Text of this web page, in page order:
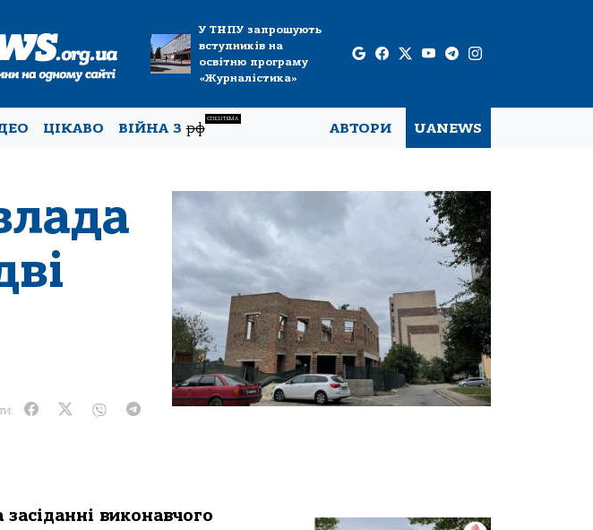
У ТНПУ запрошують
вступників на
освітню програму
«Журналістика»
ЦІКАВО ВІЙНА Зрф
СПЕЦТЕМА
АВТОРИ UANEWS
викoнaвчoгo